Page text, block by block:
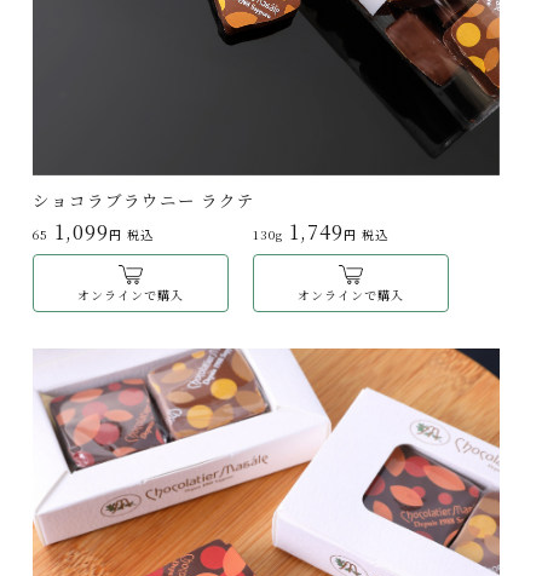
ショコラブラウニー ラクテ
65 1,099 円 税込
オンラインで購入
130g 1,749 円 税込
オンラインで購入